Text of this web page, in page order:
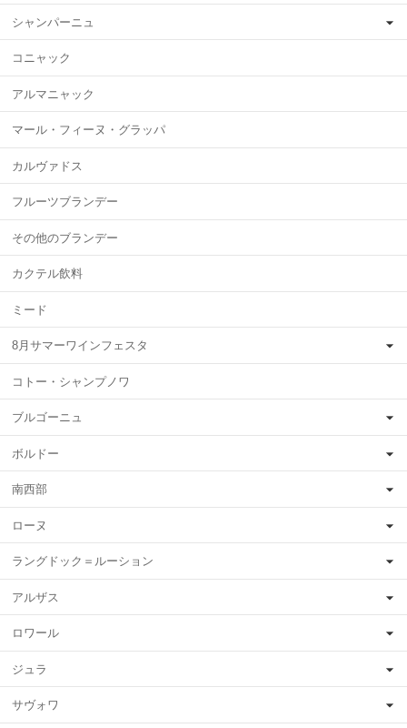
シャンパーニュ
コニャック
アルマニャック
マール・フィーヌ・グラッパ
カルヴァドス
フルーツブランデー
その他のブランデー
カクテル飲料
ミード
8月サマーワインフェスタ
コトー・シャンプノワ
ブルゴーニュ
ボルドー
南西部
ローヌ
ラングドック＝ルーション
アルザス
ロワール
ジュラ
サヴォワ